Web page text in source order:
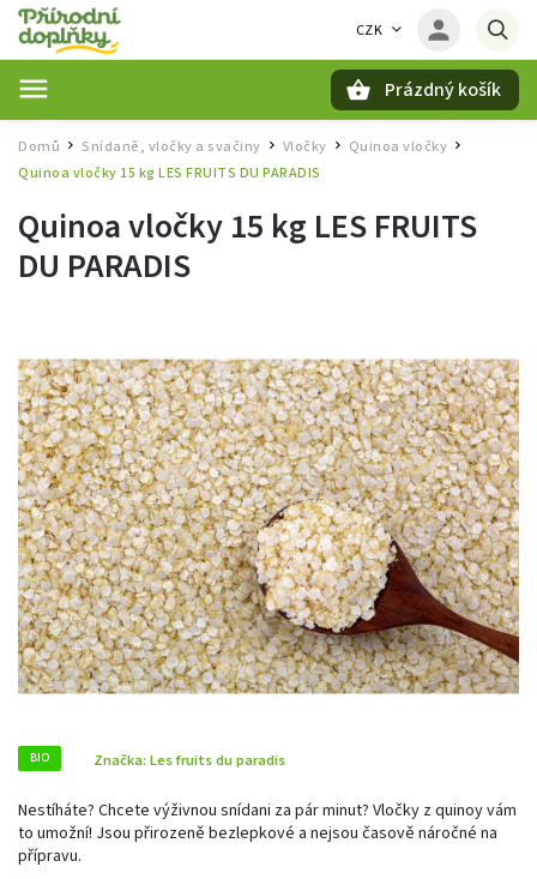
CZK
Prázdný košík
Domů / Snídaně, vločky a svačiny Vločky Quinoa vločky /
Quinoa vločky 15 kg LES FRUITS DU PARADIS
Quinoa vločky 15 kg LES FRUITS
DU PARADIS
BIO Značka: Les fruits du paradis
Nestíháte? Chcete výživnou snídani za pár minut? Vločky z quinoy vám
to umožní! Jsou přirozeně bezlepkové a nejsou časově náročné na
přípravu.